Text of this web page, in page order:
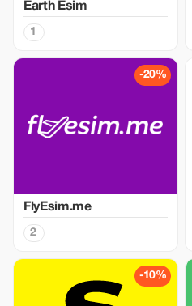
Earth Esim
1
-20%
FlyEsim.me
2
-10%